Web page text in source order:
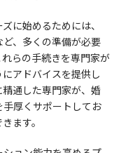
に始めるためには、
、多くの準備が必要
らの手続きを専門家が
アドバイスを提供し
通した専門家が、婚
厚くサポートしてお
ます。